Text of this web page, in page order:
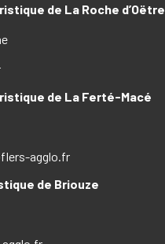
de La Roche d’Oëtre
de La Ferté-Macé
agglo.fr
de Briouze